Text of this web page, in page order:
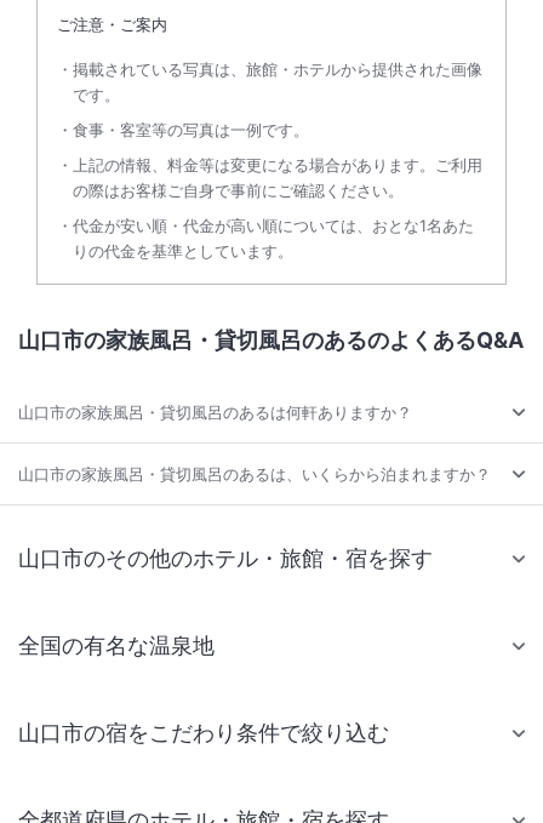
ご注意・ご案内
掲載されている写真は、旅館・ホテルから提供された画像
です。
食事・客室等の写真は一例です。
上記の情報、料金等は変更になる場合があります。ご利用
の際はお客様ご自身で事前にご確認ください。
代金が安い順・代金が高い順については、おとな1名あた
りの代金を基準としています。
山口市の家族風呂・貸切風呂のあるのよくあるQ&A
山口市の家族風呂・貸切風呂のあるは何軒ありますか？
山口市の家族風呂・貸切風呂のあるは、いくらから泊まれますか？
山口市のその他のホテル・旅館・宿を探す
全国の有名な温泉地
山口市の宿をこだわり条件で絞り込む